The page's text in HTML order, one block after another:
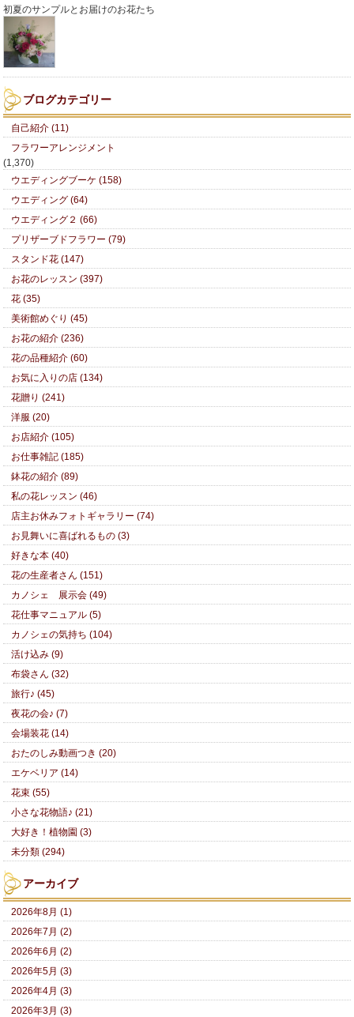
初夏のサンプルとお届けのお花たち
ブログカテゴリー
自己紹介 (11)
フラワーアレンジメント
(1,370)
ウエディングブーケ (158)
ウエディング (64)
ウエディング２ (66)
プリザーブドフラワー (79)
スタンド花 (147)
お花のレッスン (397)
花 (35)
美術館めぐり (45)
お花の紹介 (236)
花の品種紹介 (60)
お気に入りの店 (134)
花贈り (241)
洋服 (20)
お店紹介 (105)
お仕事雑記 (185)
鉢花の紹介 (89)
私の花レッスン (46)
店主お休みフォトギャラリー (74)
お見舞いに喜ばれるもの (3)
好きな本 (40)
花の生産者さん (151)
カノシェ 展示会 (49)
花仕事マニュアル (5)
カノシェの気持ち (104)
活け込み (9)
布袋さん (32)
旅行♪ (45)
夜花の会♪ (7)
会場装花 (14)
おたのしみ動画つき (20)
エケベリア (14)
花束 (55)
小さな花物語♪ (21)
大好き！植物園 (3)
未分類 (294)
アーカイブ
2026年8月 (1)
2026年7月 (2)
2026年6月 (2)
2026年5月 (3)
2026年4月 (3)
2026年3月 (3)